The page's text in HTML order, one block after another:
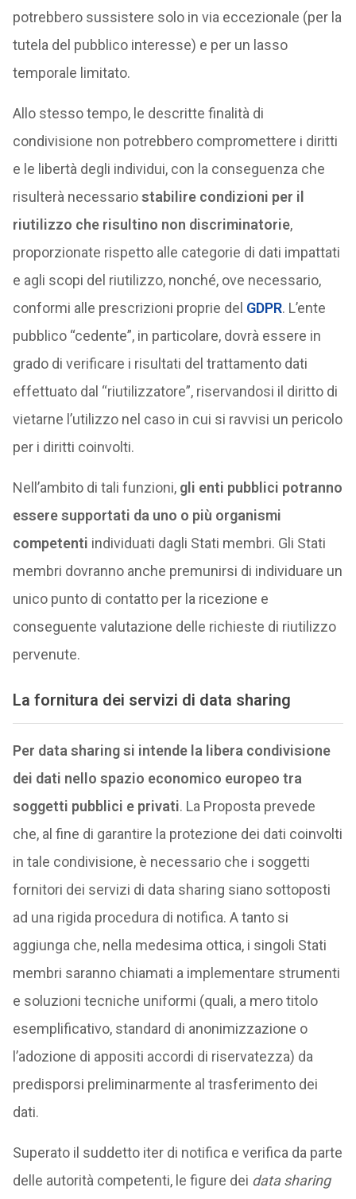
potrebbero sussistere solo in via eccezionale (per la
tutela del pubblico interesse) e per un lasso
temporale limitato.
Allo stesso tempo, le descritte finalità di
condivisione non potrebbero compromettere i diritti
e le libertà degli individui, con la conseguenza che
risulterà necessariostabilire condizioni per il
riutilizzo che risultino non discriminatorie,
proporzionate rispetto alle categorie di dati impattati
e agli scopi del riutilizzo, nonché, ove necessario,
conformi alle prescrizioni proprie del GDPR. L’ente
pubblico “cedente”, in particolare, dovrà essere in
grado di verificare i risultati del trattamento dati
effettuato dal “riutilizzatore”, riservandosi il diritto di
vietarne l’utilizzo nel caso in cui si ravvisi un pericolo
per i diritti coinvolti.
Nell’ambito di tali funzioni, gli enti pubblici potranno
essere supportati da uno o più organismi
competenti individuati dagli Stati membri. Gli Stati
membri dovranno anche premunirsi di individuare un
unico punto di contatto per la ricezione e
conseguente valutazione delle richieste di riutilizzo
pervenute.
La fornitura dei servizi di data sharing
Per data sharing si intende la libera condivisione
dei dati nello spazio economico europeo tra
soggetti pubblici e privati. La Proposta prevede
che, al fine di garantire la protezione dei dati coinvolti
in tale condivisione, è necessario che i soggetti
fornitori dei servizi di data sharing siano sottoposti
ad una rigida procedura di notifica. A tanto si
aggiunga che, nella medesima ottica, i singoli Stati
membri saranno chiamati a implementare strumenti
e soluzioni tecniche uniformi (quali, a mero titolo
esemplificativo, standard di anonimizzazione o
l’adozione di appositi accordi di riservatezza) da
predisporsi preliminarmente al trasferimento dei
dati.
Superato il suddetto iter di notifica e verifica da parte
delle autorità competenti, le figure dei data sharing